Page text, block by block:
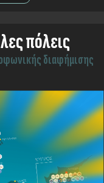
πόλεις
διαφήμισης